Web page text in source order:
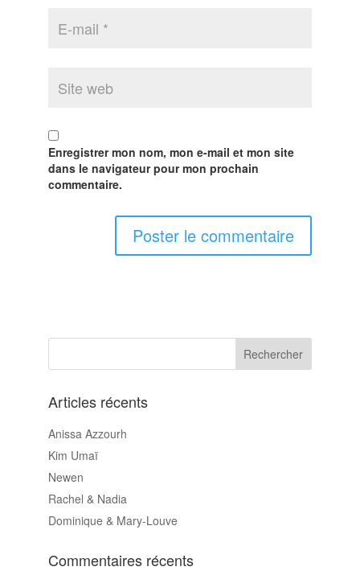
Enregistrer mon nom, mon e-mail et mon site
dans le navigateur pour mon prochain
commentaire.
Articles récents
Anissa Azzourh
Kim Umaï
Newen
Rachel & Nadia
Dominique & Mary-Louve
Commentaires récents